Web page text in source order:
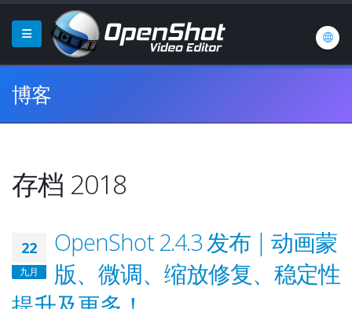
博客
存档 2018
22
九月
OpenShot 2.4.3 发布 | 动画蒙
版、微调、缩放修复、稳定性